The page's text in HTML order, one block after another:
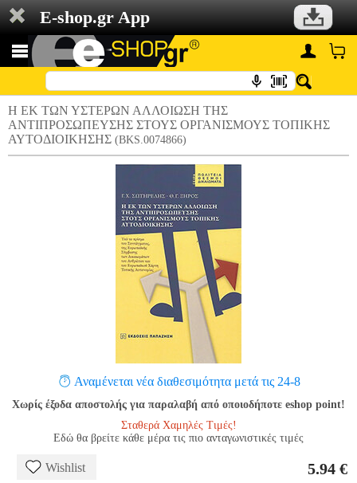
E-shop.gr App
Η ΕΚ ΤΩΝ ΥΣΤΕΡΩΝ ΑΛΛΟΙΩΣΗ ΤΗΣ
ΑΝΤΙΠΡΟΣΩΠΕΥΣΗΣ ΣΤΟΥΣ ΟΡΓΑΝΙΣΜΟΥΣ ΤΟΠΙΚΗΣ
ΑΥΤΟΔΙΟΙΚΗΣΗΣ (BKS.0074866)
Αναμένεται νέα διαθεσιμότητα μετά τις 24-8
Χωρίς έξοδα αποστολής για παραλαβή από οποιοδήποτε eshop point!
Σταθερά Χαμηλές Τιμές!
Εδώ θα βρείτε κάθε μέρα τις πιο ανταγωνιστικές τιμές
Wishlist 5.94 €